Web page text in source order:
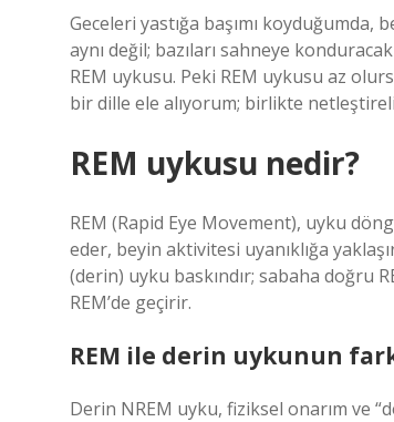
Geceleri yastığa başımı
aynı değil; bazıları sahneye
REM uykusu. Peki REM uykusu az
bir dille ele alıyorum; birlikte
REM uykusu nedir?
REM (Rapid Eye Movement), uyku
eder, beyin aktivitesi uyanıklığa
(derin) uyku baskındır; sabaha doğru
REM’de geçirir.
REM ile derin uykunun
Derin NREM uyku, fiziksel onarım ve